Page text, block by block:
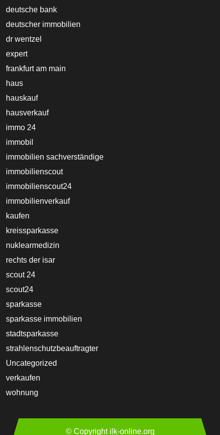
deutsche bank
deutscher immobilien
dr wentzel
expert
frankfurt am main
haus
hauskauf
hausverkauf
immo 24
immobil
immobilien sachverständige
immobilienscout
immobilienscout24
immobilienverkauf
kaufen
kreissparkasse
nuklearmedizin
rechts der isar
scout 24
scout24
sparkasse
sparkasse immobilien
stadtsparkasse
strahlenschutzbeauftragter
Uncategorized
verkaufen
wohnung
© Copyright ilk-online.org